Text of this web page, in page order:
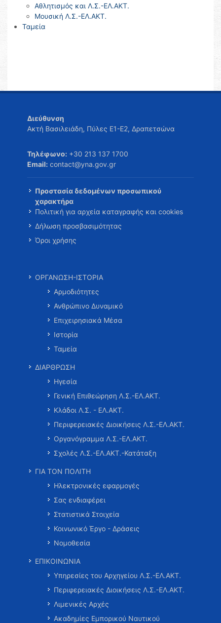
Αθλητισμός και Λ.Σ.-ΕΛ.ΑΚΤ.
Μουσική Λ.Σ.-ΕΛ.ΑΚΤ.
Ταμεία
Διεύθυνση
Ακτή Βασιλειάδη, Πύλες Ε1-Ε2, Δραπετσώνα
Τηλέφωνο: +30 213 137 1700
Email: contact@yna.gov.gr
Προστασία δεδομένων προσωπικού
χαρακτήρα
Πολιτική για αρχεία καταγραφής και cookies
Δήλωση προσβασιμότητας
Όροι χρήσης
ΟΡΓΑΝΩΣΗ-ΙΣΤΟΡΙΑ
Αρμοδιότητες
Ανθρώπινο Δυναμικό
Επιχειρησιακά Μέσα
Ιστορία
Ταμεία
ΔΙΑΡΘΡΩΣΗ
Ηγεσία
Γενική Επιθεώρηση Λ.Σ.-ΕΛ.ΑΚΤ.
Κλάδοι Λ.Σ. - ΕΛ.ΑΚΤ.
Περιφερειακές Διοικήσεις Λ.Σ.-ΕΛ.ΑΚΤ.
Οργανόγραμμα Λ.Σ.-ΕΛ.ΑΚΤ.
Σχολές Λ.Σ.-ΕΛ.ΑΚΤ.-Κατάταξη
ΓΙΑ ΤΟΝ ΠΟΛΙΤΗ
Ηλεκτρονικές εφαρμογές
Σας ενδιαφέρει
Στατιστικά Στοιχεία
Κοινωνικό Έργο - Δράσεις
Νομοθεσία
ΕΠΙΚΟΙΝΩΝΙΑ
Υπηρεσίες του Αρχηγείου Λ.Σ.-ΕΛ.ΑΚΤ.
Περιφερειακές Διοικήσεις Λ.Σ.-ΕΛ.ΑΚΤ.
Λιμενικές Αρχές
Ακαδημίες Εμπορικού Ναυτικού